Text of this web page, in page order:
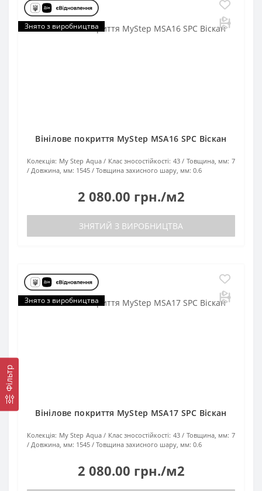
Фільтр
Знято з виробництва
Вінілове покриття MyStep MSA16 SPC Віскан
Колекція: My Step Aqua Клас зносостійкості: 43 Товщина, мм: 7
Довжина, мм: 1545 Товщина захисного шару, мм: 0.6
2 080.00 грн./м2
ЗНЯТИЙ З ВИРОБНИЦТВА
Знято з виробництва
Вінілове покриття MyStep MSA17 SPC Віскан
Колекція: My Step Aqua Клас зносостійкості: 43 Товщина, мм: 7
Довжина, мм: 1545 Товщина захисного шару, мм: 0.6
2 080.00 грн./м2